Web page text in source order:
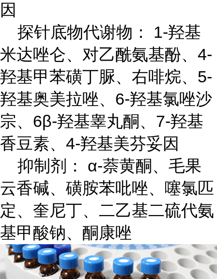
因
探针底物代谢物： 1-羟基
米达唑仑、对乙酰氨基酚、4-
羟基甲苯磺丁脲、右啡烷、5-
羟基奥美拉唑、6-羟基氯唑沙
宗、6β-羟基睾丸酮、7-羟基
香豆素、4-羟基美芬妥因
抑制剂： α-萘黄酮、毛果
云香碱、磺胺苯吡唑、噻氯匹
定、奎尼丁、二乙基二硫代氨
基甲酸钠、酮康唑